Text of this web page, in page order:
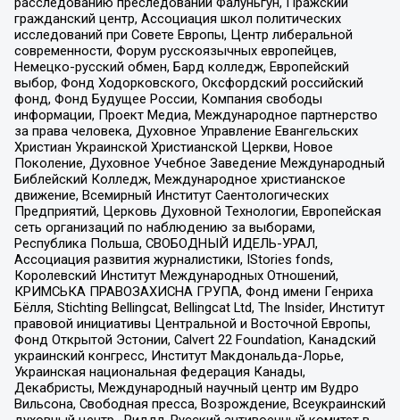
гражданский центр, Ассоциация школ политических
исследований при Совете Европы, Центр либеральной
современности, Форум русскоязычных европейцев,
Немецко-русский обмен, Бард колледж, Европейский
выбор, Фонд Ходорковского, Оксфордский российский
фонд, Фонд Будущее России, Компания свободы
информации, Проект Медиа, Международное партнерство
за права человека, Духовное Управление Евангельских
Христиан Украинской Христианской Церкви, Новое
Поколение, Духовное Учебное Заведение Международный
Библейский Колледж, Международное христианское
движение, Всемирный Институт Саентологических
Предприятий, Церковь Духовной Технологии, Европейская
сеть организаций по наблюдению за выборами,
Республика Польша, СВОБОДНЫЙ ИДЕЛЬ-УРАЛ,
Ассоциация развития журналистики, IStories fonds,
Королевский Институт Международных Отношений,
КРИМСЬКА ПРАВОЗАХИСНА ГРУПА, Фонд имени Генриха
Бёлля, Stichting Bellingcat, Bellingcat Ltd, The Insider, Институт
правовой инициативы Центральной и Восточной Европы,
Фонд Открытой Эстонии, Calvert 22 Foundation, Канадский
украинский конгресс, Институт Макдональда-Лорье,
Украинская национальная федерация Канады,
Декабристы, Международный научный центр им Вудро
Вильсона, Свободная пресса, Возрождение, Всеукраинский